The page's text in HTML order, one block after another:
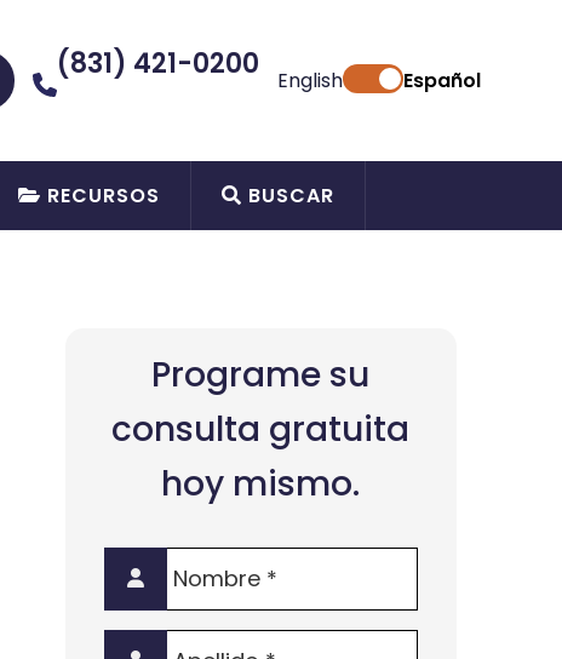
(831) 421-0200 English Español
RECURSOS BUSCAR
Programe su
consulta gratuita
hoy mismo.
Nombre
Apellido